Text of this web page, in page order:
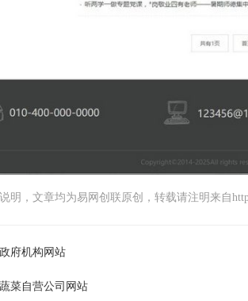
明，文章均为易网创联原创，转载请注明来自
政府机构网站
蔬菜自营公司网站